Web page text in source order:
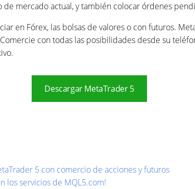
mercado actual, y también colocar órdenes
en Fórex, las bolsas de valores o con futuros.
con todas las posibilidades desde su
Descargar MetaTrader 5
5 con comercio de acciones y futuros
los servicios de MQL5.com!